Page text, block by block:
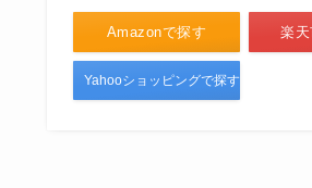
やヤマダ電機
代わりになる
Amazonで探す 楽
Yahooショッピングで探す